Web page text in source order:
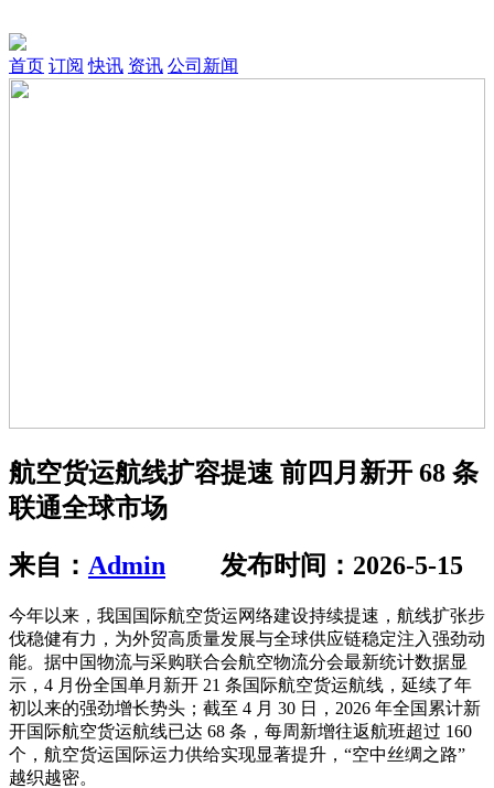
首页 订阅 快讯 资讯 公司新闻
航空货运航线扩容提速 前四月新开 68 条
联通全球市场
来自： Admin 发布时间：2026-5-15
今年以来，我国国际航空货运网络建设持续提速，航线扩张步
伐稳健有力，为外贸高质量发展与全球供应链稳定注入强劲动
能。据中国物流与采购联合会航空物流分会最新统计数据显
示，4 月份全国单月新开 21 条国际航空货运航线，延续了年
初以来的强劲增长势头；截至 4 月 30 日，2026 年全国累计新
开国际航空货运航线已达 68 条，每周新增往返航班超过 160
个，航空货运国际运力供给实现显著提升，“空中丝绸之路”
越织越密。